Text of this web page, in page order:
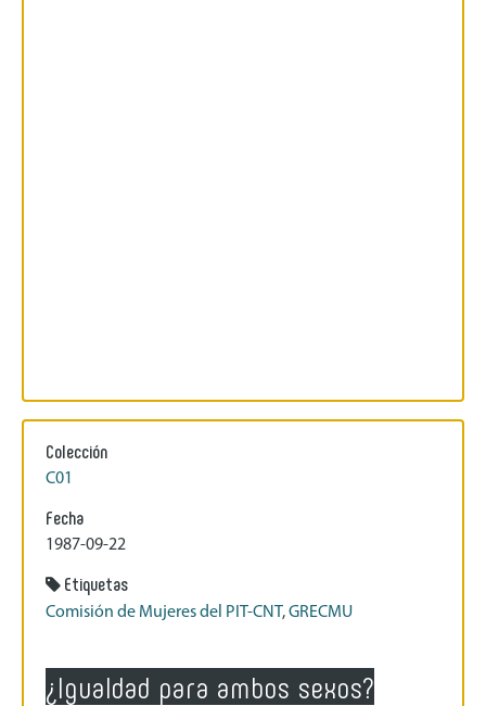
Colección
C01
Fecha
1987-09-22
Etiquetas
Comisión de Mujeres del PIT-CNT,GRECMU
¿Igualdad para ambos sexos?